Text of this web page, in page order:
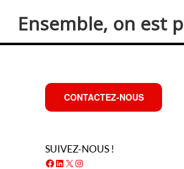
Ensemble, on est
CONTACTEZ-NOUS
SUIVEZ-NOUS !
Facebook
LinkedIn
X Instagram